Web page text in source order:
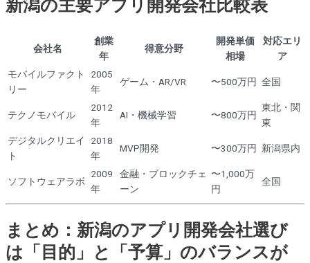
新潟の主要アプリ開発会社比較表
会社名
創業
年
得意分野
開発単価
相場
対応エリ
ア
モバイルファクト
リー
2005
年
ゲーム・AR/VR 〜500万円 全国
テクノモバイル
2012
年
AI・機械学習 〜800万円
東北・関
東
デジタルクリエイ
ト
2018
年
MVP開発 〜300万円 新潟県内
ソフトウェアラボ
2009
年
金融・ブロックチェ
ーン
〜1,000万
円
全国
まとめ：新潟のアプリ開発会社選び
は「目的」と「予算」のバランスが